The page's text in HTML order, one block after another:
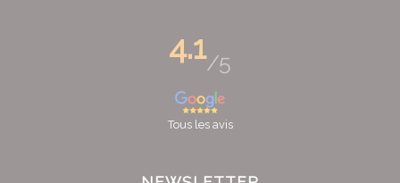
4.1/5
Tous les avis